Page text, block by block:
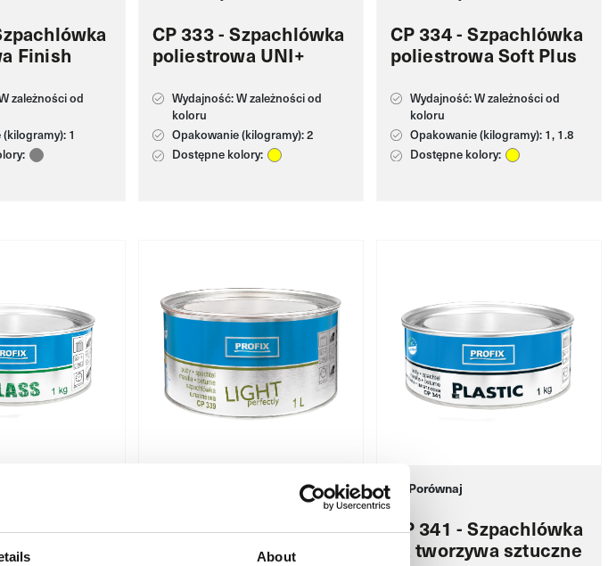
About
Finish
zależności od
1
CP 333 - Szpachlówka
poliestrowa UNI+
Wydajność: W zależności od
koloru
Opakowanie (kilogramy): 2
Dostępne kolory:
CP 334 - Szpachlówka
poliestrowa Soft Plus
Wydajność: W zależności od
koloru
Opakowanie (kilogramy): 1, 1.8
Dostępne kolory:
szklanym
CP 339 - Szpachlówka
lekka poliestrowa
Porównaj
CP 341 - Szpachlówka
na tworzywa sztuczne